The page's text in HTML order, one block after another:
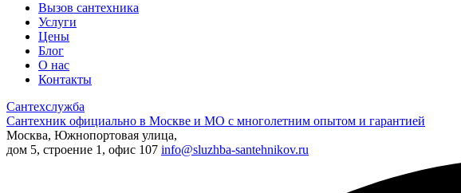
Вызов сантехника
Услуги
Цены
Блог
О нас
Контакты
Сантехслужба
Сантехник официально в Москве и МО с многолетним опытом и гарантией
Москва, Южнопортовая улица,
дом 5, строение 1, офис 107 info@sluzhba-santehnikov.ru